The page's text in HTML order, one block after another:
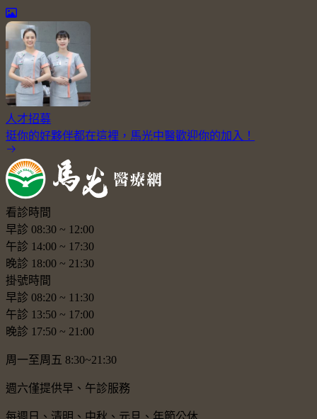
人才招募
挺你的好夥伴都在這裡，馬光中醫歡迎你的加入！
看診時間
早診 08:30 ~ 12:00
午診 14:00 ~ 17:30
晚診 18:00 ~ 21:30
掛號時間
早診 08:20 ~ 11:30
午診 13:50 ~ 17:00
晚診 17:50 ~ 21:00
周一至周五 8:30~21:30
週六僅提供早、午診服務
每週日、清明、中秋、元旦、年節公休